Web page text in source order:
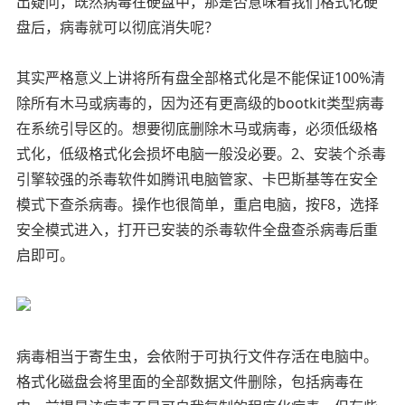
盘后，病毒就可以彻底消失呢？
其实严格意义上讲将所有盘全部格式化是不能保证100%清
除所有木马或病毒的，因为还有更高级的bootkit类型病毒
在系统引导区的。想要彻底删除木马或病毒，必须低级格
式化，低级格式化会损坏电脑一般没必要。2、安装个杀毒
引擎较强的杀毒软件如腾讯电脑管家、卡巴斯基等在安全
模式下查杀病毒。操作也很简单，重启电脑，按F8，选择
安全模式进入，打开已安装的杀毒软件全盘查杀病毒后重
启即可。
病毒相当于寄生虫，会依附于可执行文件存活在电脑中。
格式化磁盘会将里面的全部数据文件删除，包括病毒在